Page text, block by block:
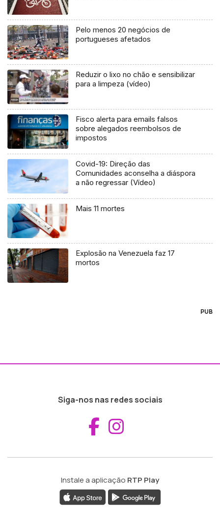
Pelo menos 20 negócios de
portugueses afetados
Reduzir o lixo no chão e sensibilizar
para a limpeza (vídeo)
Fisco alerta para emails falsos
sobre alegados reembolsos de
impostos
Covid-19: Direção das
Comunidades aconselha a diáspora
a não regressar (Vídeo)
Mais 11 mortes
Explosão na Venezuela faz 17
mortos
PUB
Siga-nos nas redes sociais
Aceder ao
Instale a aplicação RTP Play